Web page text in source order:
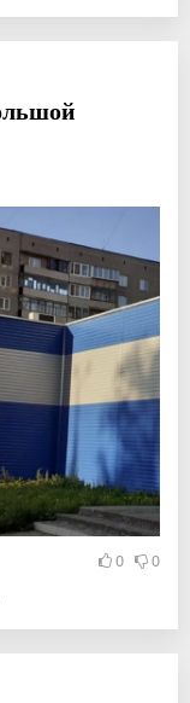
0 0